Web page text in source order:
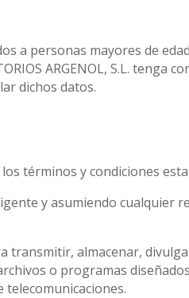
a personas mayores de
ARGENOL, S.L.
dichos datos.
términos y condiciones
y asumiendo cualquier
transmitir, almacenar,
o programas